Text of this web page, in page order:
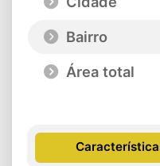
Bairro
Área total